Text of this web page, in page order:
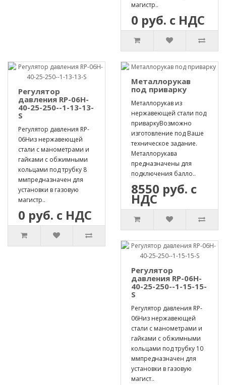
магистр..
0 руб. с НДС
Регулятор
давления RP-06H-
40-25-250--1-13-13-
S
Регулятор давления RP-
06Hиз нержавеющей
стали с манометрами и
гайками с обжимными
кольцами под трубку 8
ммпредназначен для
установки в газовую
магистр..
0 руб. с НДС
Металлорукав
под приварку
Металлорукав из
нержавеющей стали под
приваркуВозможно
изготовление под Ваше
техническое задание.
Металлорукава
предназначены для
подключения балло..
8550 руб. с
НДС
Регулятор
давления RP-06H-
40-25-250--1-15-15-
S
Регулятор давления RP-
06Hиз нержавеющей
стали с манометрами и
гайками с обжимными
кольцами под трубку 10
ммпредназначен для
установки в газовую
магист..